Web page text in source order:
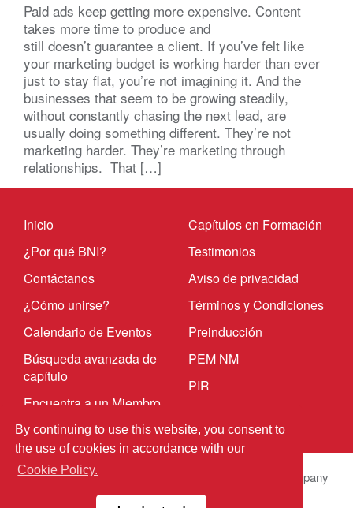
By continuing to use this website, you consent to
the use of cookies in accordance with our
Cookie Policy.
Paid ads keep getting more expensive. Content
takes more time to produce and
still doesn’t guarantee a client. If you’ve felt like
your marketing budget is working harder than ever
just to stay flat, you’re not imagining it. And the
businesses that seem to be growing steadily,
without constantly chasing the next lead, are
usually doing something different. They’re not
marketing harder. They’re marketing through
relationships. That […]
Inicio
¿Por qué BNI?
Contáctanos
¿Cómo unirse?
Calendario de Eventos
Búsqueda avanzada de
capítulo
Encuentra a un Miembro
Capítulos en Formación
Testimonios
Aviso de privacidad
Términos y Condiciones
Preinducción
PEM NM
PIR
© 2026 BNI Global LLC.
All Rights Reserved. All company
names, product names logos included here may be